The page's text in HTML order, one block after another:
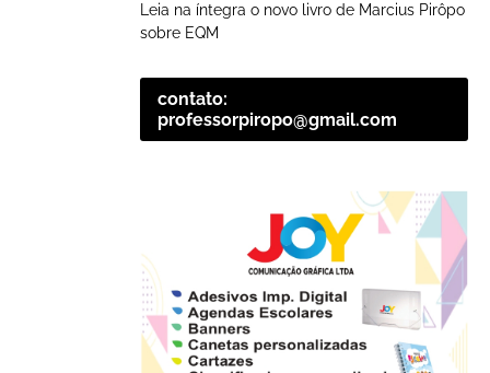
Leia na íntegra o novo livro de Marcius Pirôpo
sobre EQM
contato:
professorpiropo@gmail.com